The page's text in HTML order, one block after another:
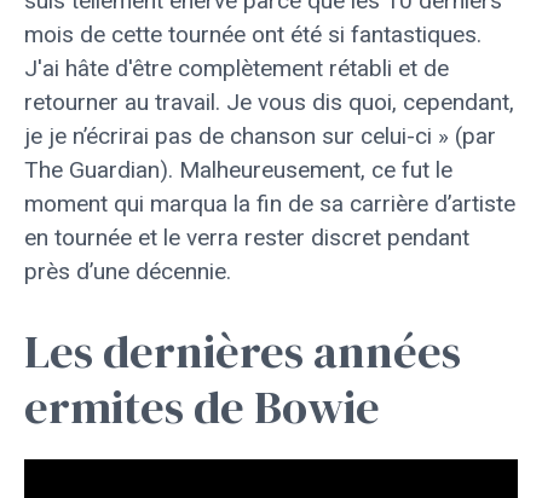
mois de cette tournée ont été si fantastiques.
J'ai hâte d'être complètement rétabli et de
retourner au travail. Je vous dis quoi, cependant,
je je n’écrirai pas de chanson sur celui-ci » (par
The Guardian). Malheureusement, ce fut le
moment qui marqua la fin de sa carrière d’artiste
en tournée et le verra rester discret pendant
près d’une décennie.
Les dernières années
ermites de Bowie